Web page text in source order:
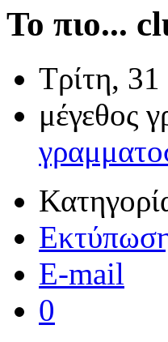
Το πιο...
Τρίτη,
μέγεθος
E-mail
0